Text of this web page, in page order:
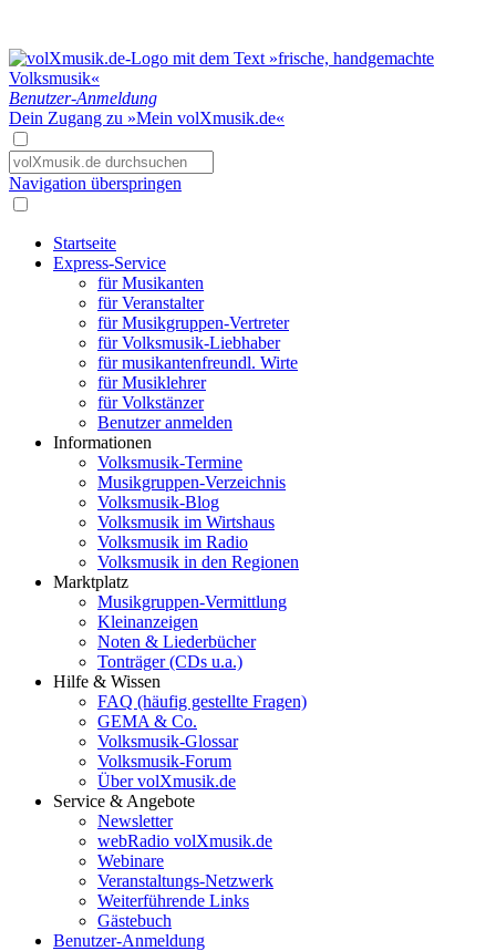
Benutzer-Anmeldung
Dein Zugang zu »Mein volXmusik.de«
Navigation überspringen
Startseite
Express-Service
für Musikanten
für Veranstalter
für Musikgruppen-Vertreter
für Volksmusik-Liebhaber
für musikantenfreundl. Wirte
für Musiklehrer
für Volkstänzer
Benutzer anmelden
Informationen
Volksmusik-Termine
Musikgruppen-Verzeichnis
Volksmusik-Blog
Volksmusik im Wirtshaus
Volksmusik im Radio
Volksmusik in den Regionen
Marktplatz
Musikgruppen-Vermittlung
Kleinanzeigen
Noten & Liederbücher
Tonträger (CDs u.a.)
Hilfe & Wissen
FAQ (häufig gestellte Fragen)
GEMA & Co.
Volksmusik-Glossar
Volksmusik-Forum
Über volXmusik.de
Service & Angebote
Newsletter
webRadio volXmusik.de
Webinare
Veranstaltungs-Netzwerk
Weiterführende Links
Gästebuch
Benutzer-Anmeldung